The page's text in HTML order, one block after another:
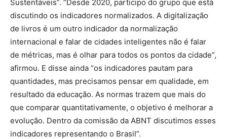
Sustentáveis”. “Desde 2020, participo do grupo que está
discutindo os indicadores normalizados. A digitalização
de livros é um outro indicador da normalização
internacional e falar de cidades inteligentes não é falar
de métricas, mas é olhar para todos os pontos da cidade”,
afirmou. E disse ainda “os indicadores pautam para
quantidades, mas precisamos pensar em qualidade, em
resultado da educação. As normas trazem que mais do
que comparar quantitativamente, o objetivo é melhorar a
evolução. Dentro da comissão da ABNT discutimos esses
indicadores representando o Brasil”.